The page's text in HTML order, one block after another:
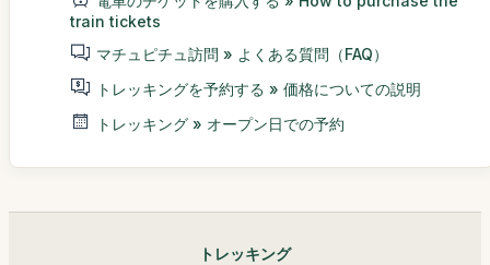
train tickets
マチュピチュ訪問 » よくある質問（FAQ）
トレッキングを予約する » 価格についての説明
トレッキング » オープン日での予約
トレッキング